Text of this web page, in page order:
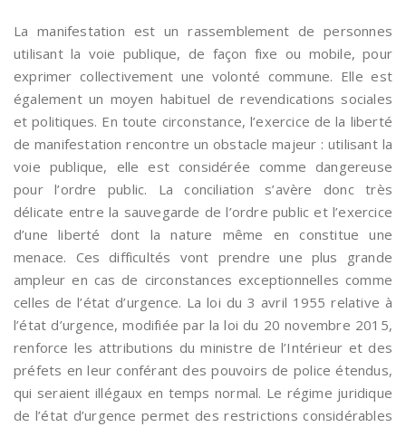
La manifestation est un rassemblement de personnes
utilisant la voie publique, de façon fixe ou mobile, pour
exprimer collectivement une volonté commune. Elle est
également un moyen habituel de revendications sociales
et politiques. En toute circonstance, l’exercice de la liberté
de manifestation rencontre un obstacle majeur : utilisant la
voie publique, elle est considérée comme dangereuse
pour l’ordre public. La conciliation s’avère donc très
délicate entre la sauvegarde de l’ordre public et l’exercice
d’une liberté dont la nature même en constitue une
menace. Ces difficultés vont prendre une plus grande
ampleur en cas de circonstances exceptionnelles comme
celles de l’état d’urgence. La loi du 3 avril 1955 relative à
l’état d’urgence, modifiée par la loi du 20 novembre 2015,
renforce les attributions du ministre de l’Intérieur et des
préfets en leur conférant des pouvoirs de police étendus,
qui seraient illégaux en temps normal. Le régime juridique
de l’état d’urgence permet des restrictions considérables